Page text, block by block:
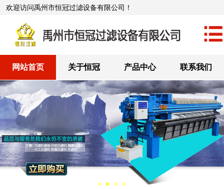
欢迎访问禹州市恒冠过滤设备有限公司！
网站首页 关于恒冠 产品中心 联系我们